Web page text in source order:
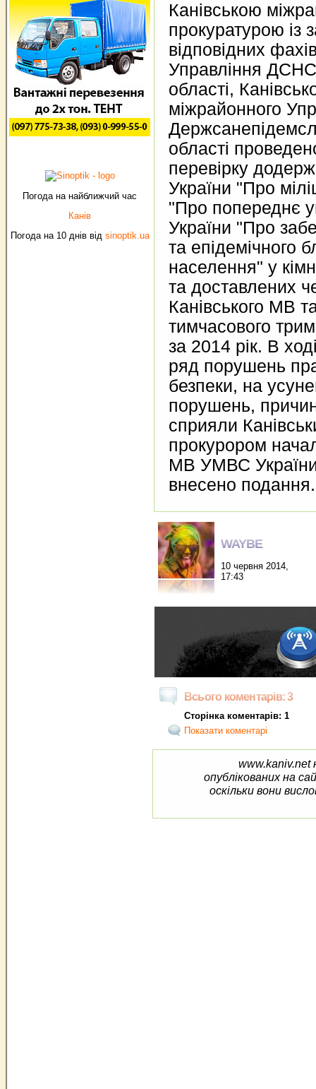
Погода на найближчий час
Канів
Погода на 10 днів від sinoptik.ua
Канівською
прокуратурою із
відповідних
Управління ДСНС
області,
міжрайонного
області
перевірку
України "Про
"Про попереднє
України "Про
та епідемічного
населення" у
та доставлених
Канівського МВ
тимчасового
за 2014 рік. В
ряд порушень
безпеки, на
порушень,
сприяли
прокурором
МВ УМВС України
внесено подання.
WAYBE
10 червня 2014,
17:43
Всього коментарів: 3
Сторінка коментарів: 1
Показати коментарі
www.kaniv.net
опублікованих на
оскільки вони